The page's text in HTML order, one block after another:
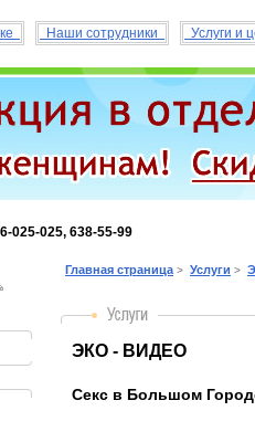
Наши сотрудники Услуги и
025-025, 638-55-99
Главная страница > Услуги >
ЭКО - ВИДЕО
Секс в Большом